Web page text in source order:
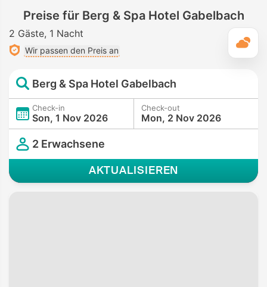
Preise für Berg & Spa Hotel Gabelbach
2 Gäste 1 Nacht
Wir passen den Preis an
Berg & Spa Hotel Gabelbach
Check-in
Son, 1 Nov 2026
Check-out
Mon, 2 Nov 2026
2 Erwachsene
AKTUALISIEREN